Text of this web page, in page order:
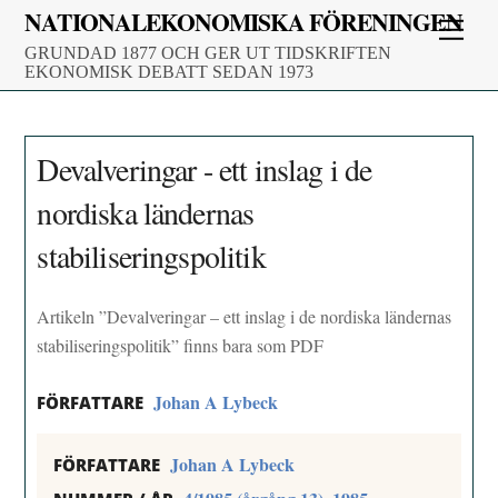
Skip
content
NATIONALEKONOMISKA FÖRENINGEN
GRUNDAD 1877 OCH GER UT TIDSKRIFTEN
EKONOMISK DEBATT SEDAN 1973
Devalveringar - ett inslag i de
nordiska ländernas
stabiliseringspolitik
Artikeln ”Devalveringar – ett inslag i de nordiska ländernas
stabiliseringspolitik” finns bara som PDF
FÖRFATTARE Johan A Lybeck
FÖRFATTARE Johan A Lybeck